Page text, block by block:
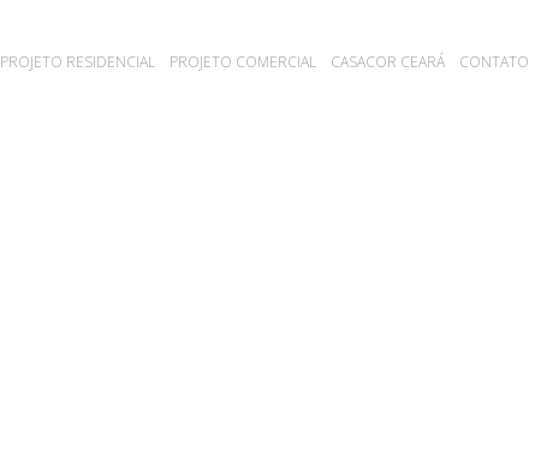
PROJETO RESIDENCIAL PROJETO COMERCIAL CASACOR CEARÁ CONTATO